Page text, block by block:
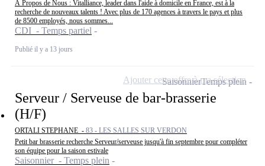
À Propos de Nous : Vitalliance, leader dans l'aide à domicile en France, est à la
recherche de nouveaux talents ! Avec plus de 170 agences à travers le pays et plus
de 8500 employés, nous sommes...
CDI - Temps partiel
Publié il y a 13 jours
Serveur / Serveuse de bar-brasserie
(H/F)
ORTALI STEPHANE - 83 - LES SALLES SUR VERDON
Petit bar brasserie recherche Serveur/serveuse jusqu'à fin septembre pour compléter
son équipe pour la saison estivale
Saisonnier - Temps plein
SaisonnierTemps plein
Ajouter cette offre à ma sélection